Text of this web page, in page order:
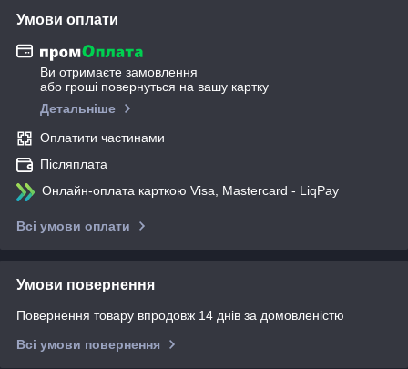
Умови оплати
Ви отримаєте замовлення
або гроші повернуться на вашу картку
Детальніше
Оплатити частинами
Післяплата
Онлайн-оплата карткою Visa, Mastercard - LiqPay
Всі умови оплати
Умови повернення
Повернення товару впродовж 14 днів за домовленістю
Всі умови повернення